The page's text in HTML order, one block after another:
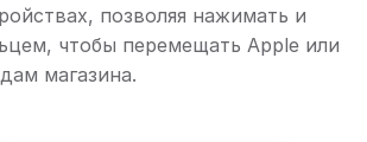
позволяя нажимать и
чтобы перемещать Apple или
магазина.